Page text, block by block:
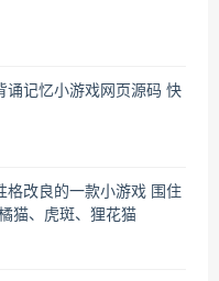
诵记忆小游戏网页源码 快
格改良的一款小游戏 围住
猫、虎斑、狸花猫